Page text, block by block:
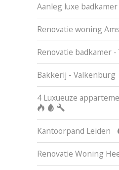
Aanleg luxe
Renovatie woning
Renovatie badkamer
Bakkerij - Valkenburg
4 Luxueuze
Kantoorpand Leiden
Renovatie Woning